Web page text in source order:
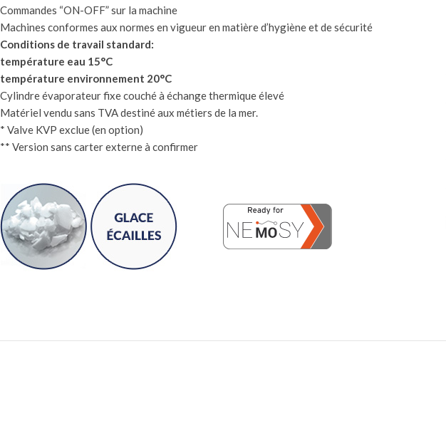
Commandes “ON-OFF” sur la machine
Machines conformes aux normes en vigueur en matière d’hygiène et de sécurité
Conditions de travail standard:
température eau 15°C
température environnement 20°C
Cylindre évaporateur fixe couché à échange thermique élevé
Matériel vendu sans TVA destiné aux métiers de la mer.
* Valve KVP exclue (en option)
** Version sans carter externe à confirmer